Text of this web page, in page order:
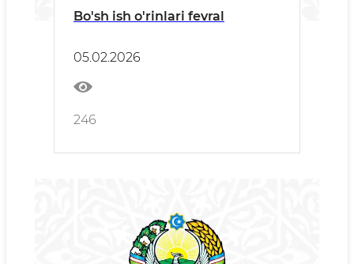
Bo'sh ish o'rinlari fevral
05.02.2026
246